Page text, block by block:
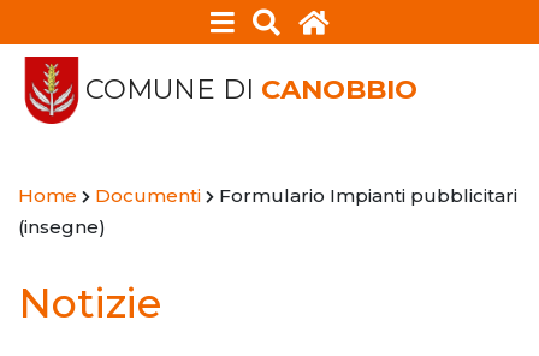
COMUNE DI CANOBBIO
Home Documenti
Formulario Impianti pubblicitari
(insegne)
Notizie